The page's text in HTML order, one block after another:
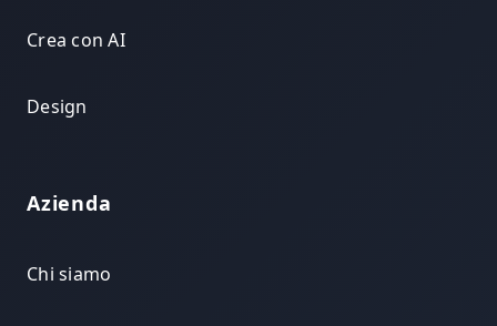
Crea con AI
Design
Azienda
Chi siamo